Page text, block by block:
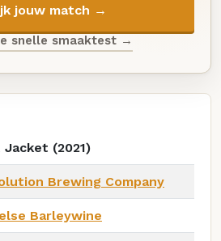
jouw match →
snelle smaaktest →
(2021)
Brewing Company
Barleywine